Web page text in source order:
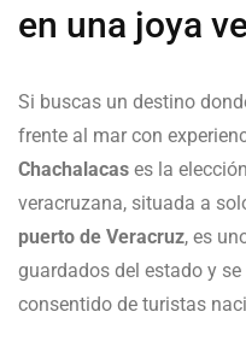
en una joya
Si buscas un destino
frente al mar con
Chachalacas es la
veracruzana, situada a
puerto de Veracruz, es
guardados del estado y
consentido de turistas